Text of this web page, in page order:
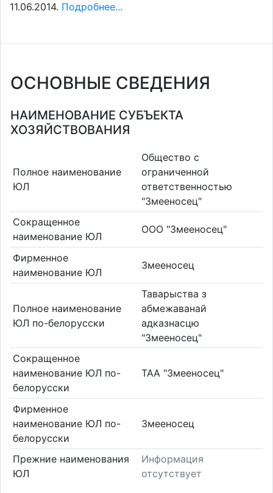
11.06.2014. Подробнее...
ОСНОВНЫЕ СВЕДЕНИЯ
НАИМЕНОВАНИЕ СУБЪЕКТА
ХОЗЯЙСТВОВАНИЯ
Полное наименование
ЮЛ
Общество с
ограниченной
ответственностью
"Змееносец"
Сокращенное
наименование ЮЛ
ООО "Змееносец"
Фирменное
наименование ЮЛ
Змееносец
Полное наименование
ЮЛ по-белорусски
Таварыства з
абмежаванай
адказнасцю
"Змееносец"
Сокращенное
наименование ЮЛ по-
белорусски
ТАА "Змееносец"
Фирменное
наименование ЮЛ по-
белорусски
Змееносец
Прежние наименования
ЮЛ
Информация
отсутствует